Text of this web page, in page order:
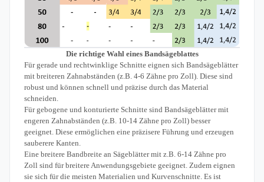
Die richtige Wahl eines Bandsägeblattes
Für gerade und rechtwinklige Schnitte eignen sich Bandsägeblätter
mit breiteren Zahnabständen (z.B. 4-6 Zähne pro Zoll). Diese sind
robust und können schnell und präzise durch das Material
schneiden.
Für gebogene und konturierte Schnitte sind Bandsägeblätter mit
engeren Zahnabständen (z.B. 10-14 Zähne pro Zoll) besser
geeignet. Diese ermöglichen eine präzisere Führung und erzeugen
sauberere Kanten.
Eine breitere Bandbreite an Sägeblätter mit z.B. 6-14 Zähne pro
Zoll sind für breitere Anwendungsgebiete geeignet. Zudem eignen
sie sich für die meisten Materialien und Kurvenschnitte. Es ist